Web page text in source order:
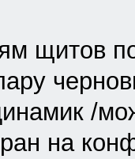
щитов
/
на